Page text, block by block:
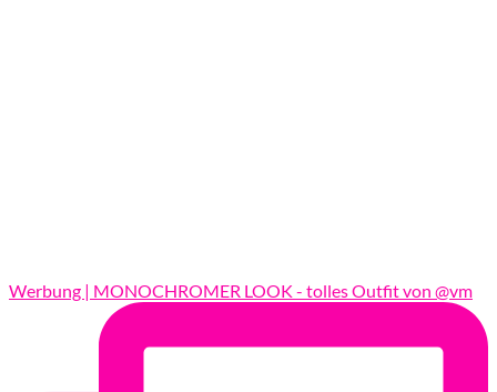
Werbung | MONOCHROMER LOOK - tolles Outfit von @vm